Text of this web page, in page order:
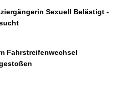
Sexuell Belästigt -
Fahrstreifenwechsel